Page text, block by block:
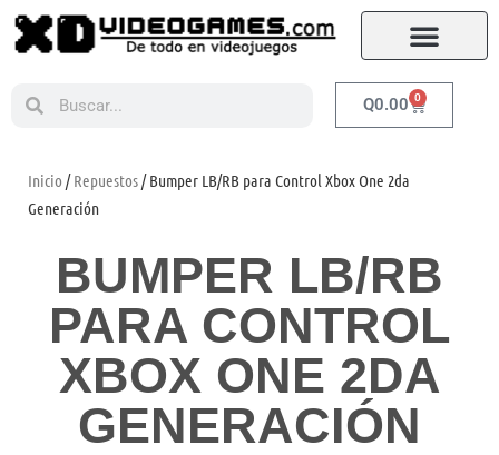
Q0.00 0
Inicio /Repuestos/ Bumper LB/RB para Control Xbox One 2da
Generación
BUMPER LB/RB
PARA CONTROL
XBOX ONE 2DA
GENERACIÓN